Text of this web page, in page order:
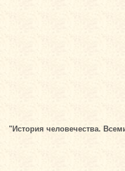
"История человечества.